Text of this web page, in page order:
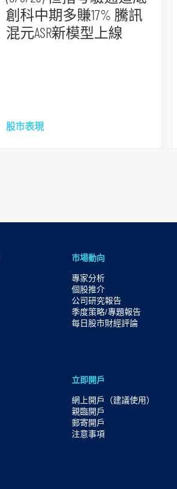
創科中期多賺17% 騰訊
混元ASR新模型上線
股市表現
市場動向
專家分析
個股推介
公司研究報告
季度策略/專題報告
每日股市財經評論
立即開戶
網上開戶（建議使用）
親臨開戶
郵寄開戶
注意事項